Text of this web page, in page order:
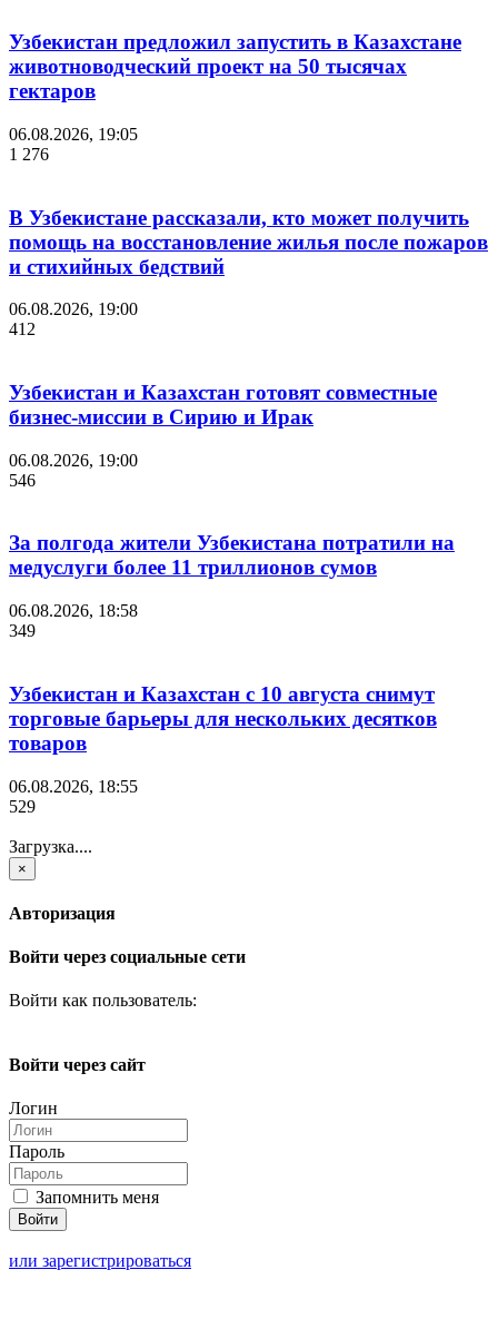
Узбекистан предложил запустить в Казахстане
животноводческий проект на 50 тысячах
гектаров
06.08.2026, 19:05
1 276
В Узбекистане рассказали, кто может получить
помощь на восстановление жилья после пожаров
и стихийных бедствий
06.08.2026, 19:00
412
Узбекистан и Казахстан готовят совместные
бизнес-миссии в Сирию и Ирак
06.08.2026, 19:00
546
За полгода жители Узбекистана потратили на
медуслуги более 11 триллионов сумов
06.08.2026, 18:58
349
Узбекистан и Казахстан с 10 августа снимут
торговые барьеры для нескольких десятков
товаров
06.08.2026, 18:55
529
Загрузка....
×
Авторизация
Войти через социальные сети
Войти как пользователь:
Войти через сайт
Логин
Пароль
Запомнить меня
или зарегистрироваться